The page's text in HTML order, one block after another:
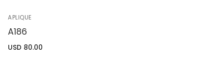
APLIQUE
A186
USD 80.00